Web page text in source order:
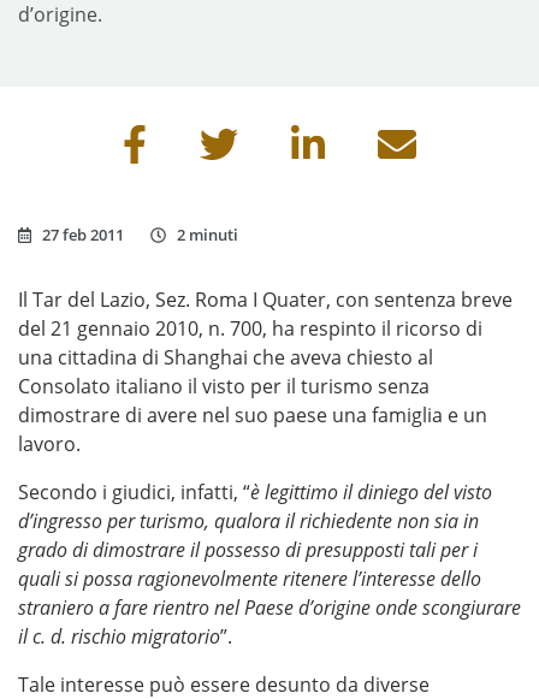
d’origine.
Condividi questa pagina
27 feb 2011 2 minuti
Il Tar del Lazio, Sez. Roma I Quater, con sentenza breve
del 21 gennaio 2010, n. 700, ha respinto il ricorso di
una cittadina di Shanghai che aveva chiesto al
Consolato italiano il visto per il turismo senza
dimostrare di avere nel suo paese una famiglia e un
lavoro.
Secondo i giudici, infatti, “è legittimo il diniego del visto
d’ingresso per turismo, qualora il richiedente non sia in
grado di dimostrare il possesso di presupposti tali per i
quali si possa ragionevolmente ritenere l’interesse dello
straniero a fare rientro nel Paese d’origine onde scongiurare
il c. d. rischio migratorio”.
Tale interesse può essere desunto da diverse